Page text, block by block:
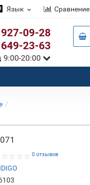
Язык Сравнение
09-28
23-63
9:00-20:00
0 отзывов